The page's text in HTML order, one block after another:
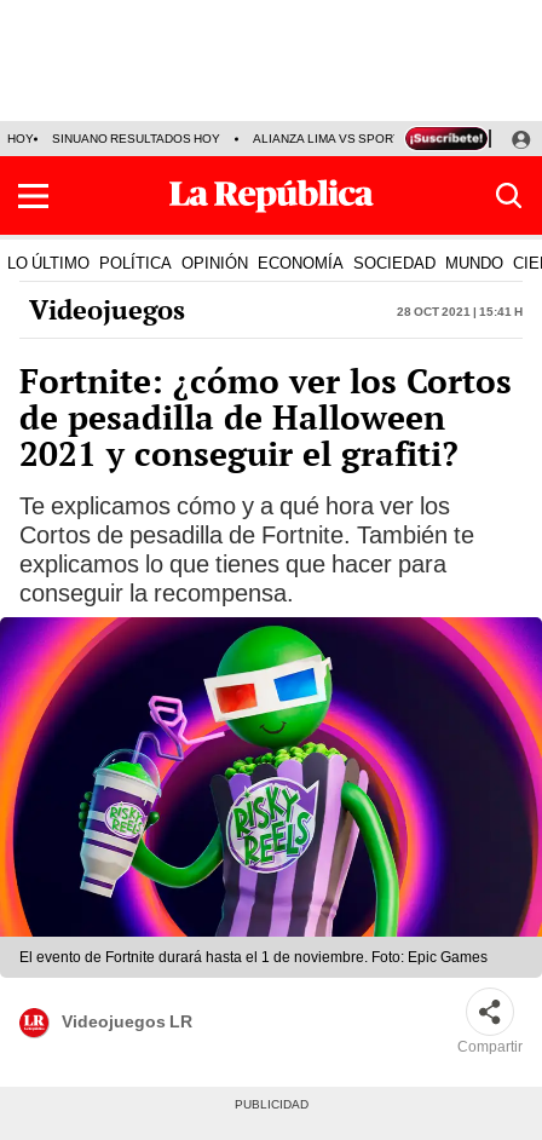
HOY SINUANO RESULTADOS HOY ALIANZA LIMA VS SPORT BOYS JORGE
LO ÚLTIMO POLÍTICA OPINIÓN ECONOMÍA SOCIEDAD MUNDO
Videojuegos 28 Oct 2021 | 15:41 h
Fortnite: ¿cómo ver los Cortos
de pesadilla de Halloween
2021 y conseguir el grafiti?
Te explicamos cómo y a qué hora ver los
Cortos de pesadilla de Fortnite. También te
explicamos lo que tienes que hacer para
conseguir la recompensa.
El evento de Fortnite durará hasta el 1 de noviembre. Foto: Epic Games
Videojuegos LR
Compartir